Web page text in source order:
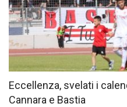
Eccellenza, svelati i
Cannara e Bastia